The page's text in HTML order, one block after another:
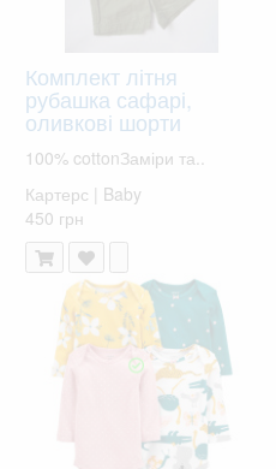
Комплект літня
рубашка сафарі,
оливкові шорти
100% cottonЗаміри та..
Картерс | Baby
450 грн